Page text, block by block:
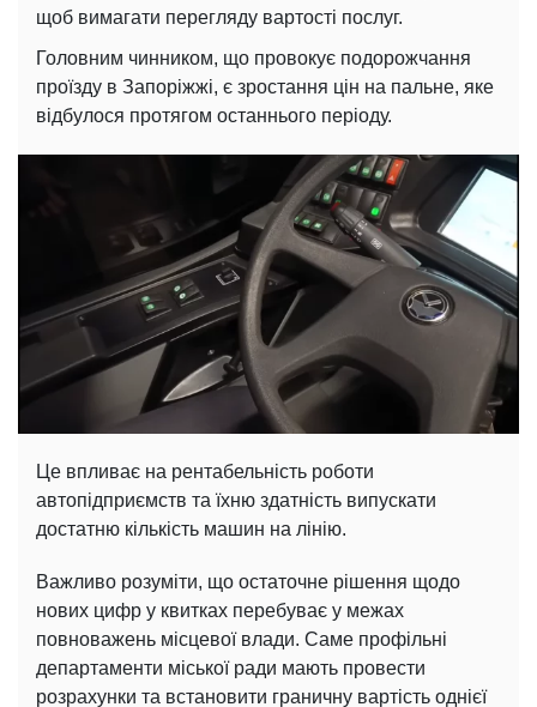
щоб вимагати перегляду вартості послуг.
Головним чинником, що провокує подорожчання
проїзду в Запоріжжі, є зростання цін на пальне, яке
відбулося протягом останнього періоду.
Це впливає на рентабельність роботи
автопідприємств та їхню здатність випускати
достатню кількість машин на лінію.
Важливо розуміти, що остаточне рішення щодо
нових цифр у квитках перебуває у межах
повноважень місцевої влади. Саме профільні
департаменти міської ради мають провести
розрахунки та встановити граничну вартість однієї